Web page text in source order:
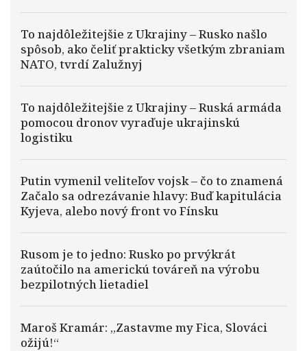
To najdôležitejšie z Ukrajiny – Rusko našlo
spôsob, ako čeliť prakticky všetkým zbraniam
NATO, tvrdí Zalužnyj
To najdôležitejšie z Ukrajiny – Ruská armáda
pomocou dronov vyraďuje ukrajinskú
logistiku
Putin vymenil veliteľov vojsk – čo to znamená
Začalo sa odrezávanie hlavy: Buď kapitulácia
Kyjeva, alebo nový front vo Fínsku
Rusom je to jedno: Rusko po prvýkrát
zaútočilo na americkú továreň na výrobu
bezpilotných lietadiel
Maroš Kramár: „Zastavme my Fica, Slováci
ožijú!“